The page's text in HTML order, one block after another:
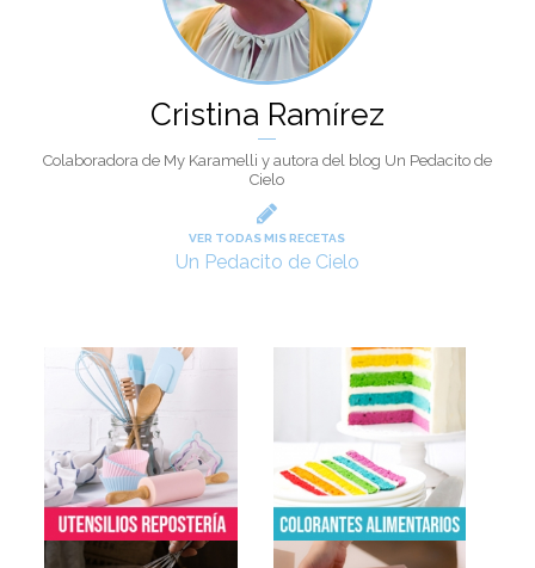
Cristina Ramírez
Colaboradora de My Karamelli y autora del blog Un Pedacito de
Cielo
VER TODAS MIS RECETAS
Un Pedacito de Cielo